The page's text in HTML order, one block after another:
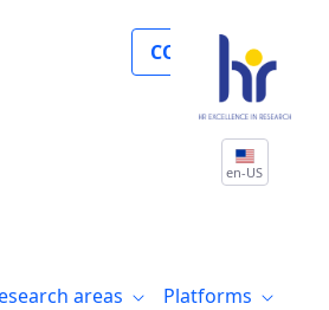
COLLABORATE
en-US
areas
Platforms